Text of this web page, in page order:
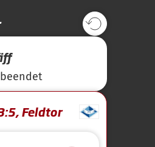
Feldtor